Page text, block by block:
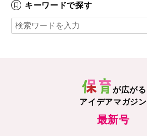
キーワードで探す
が広がる
アイデアマガジン
最新号